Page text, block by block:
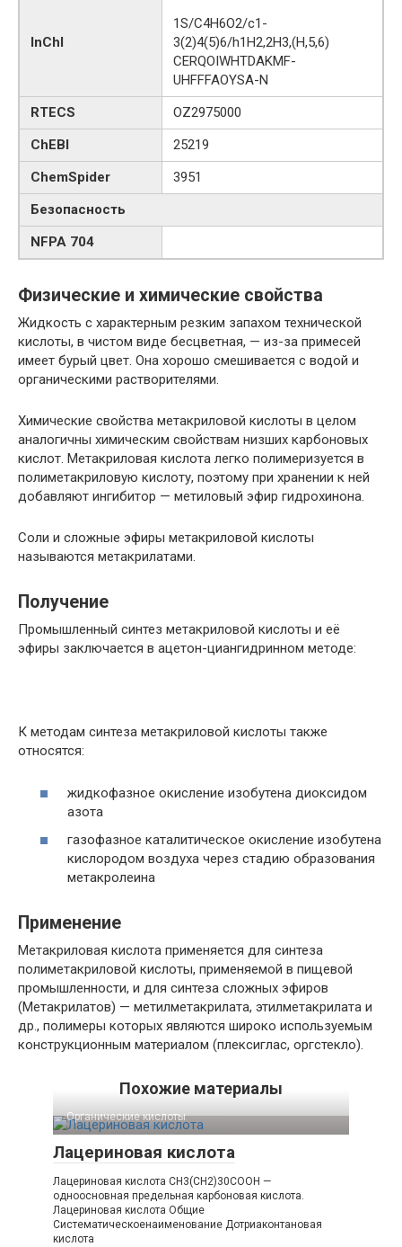
InChI
1S/C4H6O2/c1-
3(2)4(5)6/h1H2,2H3,(H,5,6)
CERQOIWHTDAKMF-
UHFFFAOYSA-N
RTECS
OZ2975000
ChEBI
25219
ChemSpider
3951
Безопасность
NFPA 704
Физические и химические свойства
Жидкость с характерным резким запахом технической
кислоты, в чистом виде бесцветная, — из-за примесей
имеет бурый цвет. Она хорошо смешивается с водой и
органическими растворителями.
Химические свойства метакриловой кислоты в целом
аналогичны химическим свойствам низших карбоновых
кислот. Метакриловая кислота легко полимеризуется в
полиметакриловую кислоту, поэтому при хранении к ней
добавляют ингибитор — метиловый эфир гидрохинона.
Соли и сложные эфиры метакриловой кислоты
называются метакрилатами.
Получение
Промышленный синтез метакриловой кислоты и её
эфиры заключается в ацетон-циангидринном методе:
К методам синтеза метакриловой кислоты также
относятся:
жидкофазное окисление изобутена диоксидом
азота
газофазное каталитическое окисление изобутена
кислородом воздуха через стадию образования
метакролеина
Применение
Метакриловая кислота применяется для синтеза
полиметакриловой кислоты, применяемой в пищевой
промышленности, и для синтеза сложных эфиров
(Метакрилатов) — метилметакрилата, этилметакрилата и
др., полимеры которых являются широко используемым
конструкционным материалом (плексиглас, оргстекло).
Похожие материалы
Органические кислоты‎
Лацериновая кислота
Лацериновая кислота CH3(CH2)30COOH —
одноосновная предельная карбоновая кислота.
Лацериновая кислота Общие
Систематическоенаименование Дотриаконтановая
кислота